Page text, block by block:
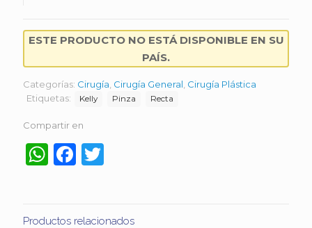
ESTE PRODUCTO NO ESTÁ DISPONIBLE EN SU
PAÍS.
Categorías: Cirugía Cirugía General Cirugía Plástica
Etiquetas:
Kelly Pinza Recta
Compartir en
WhatsApp
Facebook
Productos relacionados